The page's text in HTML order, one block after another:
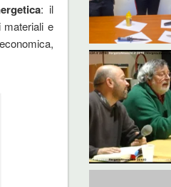
: il
materiali e